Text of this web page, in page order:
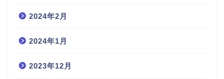
2024年2月
2024年1月
2023年12月